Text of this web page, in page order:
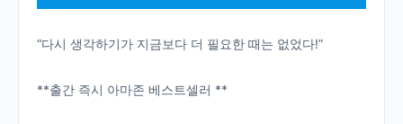
“다시 생각하기가 지금보다 더 필요한 때는 없었다!”
**출간 즉시 아마존 베스트셀러 **